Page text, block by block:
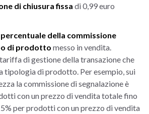
di chiusura fissa di 0,99 euro
della commissione
di prodotto messo in vendita.
di gestione della transazione che
tipologia di prodotto. Per esempio, sui
la commissione di segnalazione è
con un prezzo di vendita totale fino
per prodotti con un prezzo di vendita